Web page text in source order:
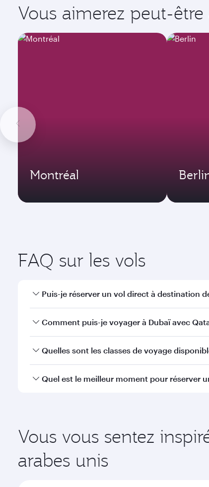
Vous aimerez peut-être
Montréal
FAQ sur les vols
Puis-je réserver un vol direct à destination
Oui, Qatar Airways opère des vols directs
Comment puis-je voyager à Dubaï avec
Vous pouvez voyager directement à Dubaï
Quelles sont les classes de voyage
La disponibilité des classes de voyage
Quel est le meilleur moment pour réserver
Vous vous sentez
arabes unis